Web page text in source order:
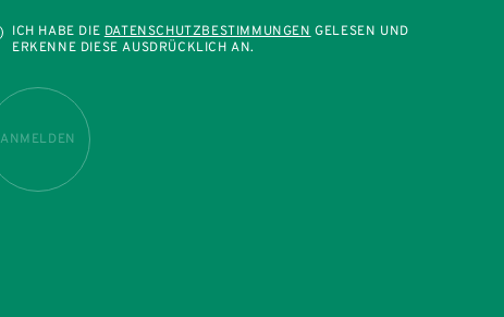
ICH HABE DIEDATENSCHUTZBESTIMMUNGENGELESEN UND
ERKENNE DIESE AUSDRÜCKLICH AN.
ANMELDEN